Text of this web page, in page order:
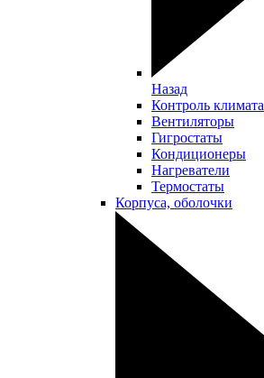
Назад
Контроль климата
Вентиляторы
Гигростаты
Кондиционеры
Нагреватели
Термостаты
Корпуса, оболочки